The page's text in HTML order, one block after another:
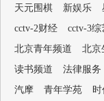
天元围棋
新娱乐
cctv-2财经
cctv-3综
北京青年频道
北京
读书频道
法律服务
汽摩
青年学苑